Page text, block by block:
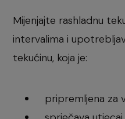
Mijenjajte rashladnu
intervalima i
tekućinu, koja je:
pripremljena za